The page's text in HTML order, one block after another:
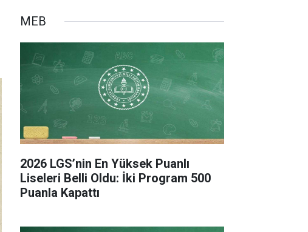
MEB
2026 LGS’nin En Yüksek Puanlı
Liseleri Belli Oldu: İki Program 500
Puanla Kapattı